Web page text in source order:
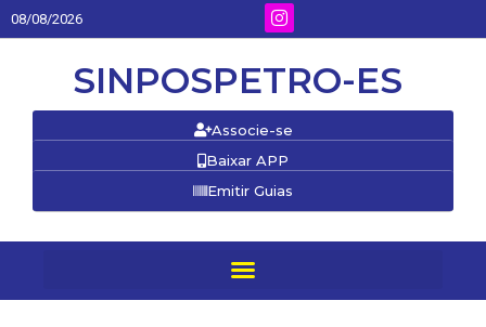
08/08/2026
SINPOSPETRO-ES
Associe-se
Baixar APP
Emitir Guias